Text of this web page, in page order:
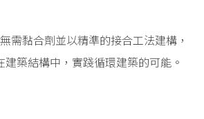
需黏合劑並以精準的接合工法建構，
築結構中，實踐循環建築的可能。